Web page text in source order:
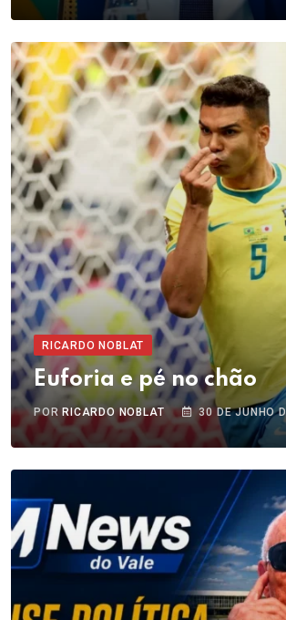
RICARDO NOBLAT
Euforia e pé no chão
POR RICARDO NOBLAT 30 DE JUNHO